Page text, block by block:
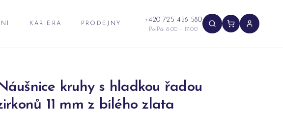
KARIÉRA PRODEJNY +420 725 456 580
Po-Pá: 8:00 - 17:00
kruhy s hladkou řadou
11 mm z bílého zlata